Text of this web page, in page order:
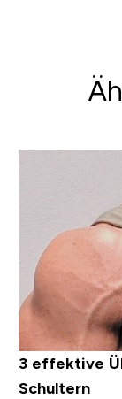
3 effektive
Schultern